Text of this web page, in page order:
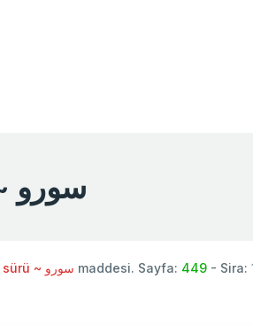
sürü ~ سورو
sürü ~ سورو maddesi. Sayfa: 449 - Sira: